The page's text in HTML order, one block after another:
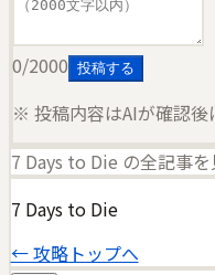
0/2000 投稿する
※ 投稿内容はAIが確認後
7 Days to Die の全記事を
7 Days to Die
← 攻略トップへ